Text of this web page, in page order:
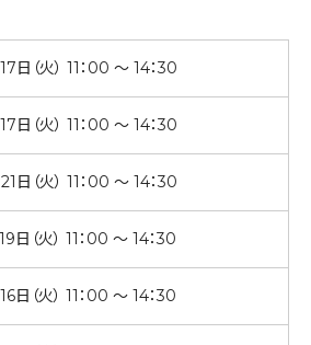
日（火） 11：00 ～ 14：30
日（火） 11：00 ～ 14：30
日（火） 11：00 ～ 14：30
日（火） 11：00 ～ 14：30
日（火） 11：00 ～ 14：30